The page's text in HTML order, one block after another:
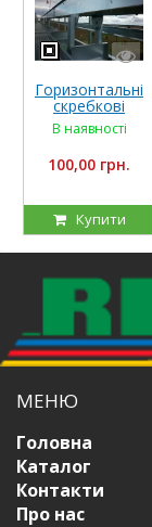
Горизонтальні
скребкові
транспортери
В наявності
100,00 грн.
Купити
МЕНЮ
Головна
Каталог
Контакти
Про нас